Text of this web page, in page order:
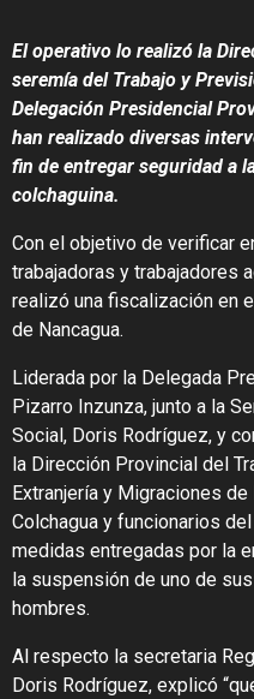
El operativo lo realizó la
seremía del Trabajo y
Delegación Presidencial
han realizado diversas
fin de entregar seguridad a
colchaguina.
Con el objetivo de verificar
trabajadoras y trabajadores
realizó una fiscalización en
de Nancagua.
Liderada por la Delegada
Pizarro Inzunza, junto a la
Social, Doris Rodríguez, y
la Dirección Provincial del
Extranjería y Migraciones
Colchagua y funcionarios
medidas entregadas por la
la suspensión de uno de
hombres.
Al respecto la secretaria
Doris Rodríguez, explicó